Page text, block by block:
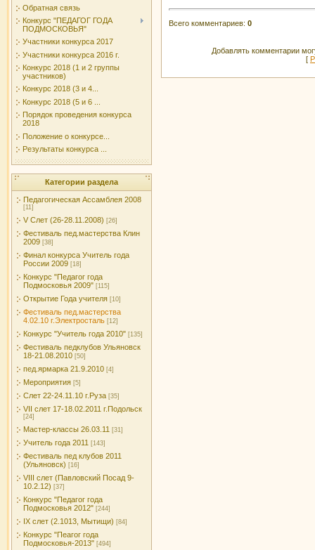
Обратная связь
Конкурс "ПЕДАГОГ ГОДА
ПОДМОСКОВЬЯ"
Участники конкурса 2017
Участники конкурса 2016 г.
Конкурс 2018 (1 и 2 группы
участников)
Конкурс 2018 (3 и 4...
Конкурс 2018 (5 и 6 ...
Порядок проведения конкурса
2018
Положение о конкурсе...
Результаты конкурса ...
Категории раздела
Педагогическая Ассамблея 2008
[11]
V Слет (26-28.11.2008) [26]
Фестиваль пед.мастерства Клин
2009 [38]
Финал конкурса Учитель года
России 2009 [18]
Конкурс "Педагог года
Подмосковья 2009" [115]
Открытие Года учителя [10]
Фестиваль пед.мастерства
4.02.10 г.Электросталь [12]
Конкурс "Учитель года 2010" [135]
Фестиваль педклубов Ульяновск
18-21.08.2010 [50]
пед.ярмарка 21.9.2010 [4]
Мероприятия [5]
Слет 22-24.11.10 г.Руза [35]
VII слет 17-18.02.2011 г.Подольск
[24]
Мастер-классы 26.03.11 [31]
Учитель года 2011 [143]
Фестиваль пед клубов 2011
(Ульяновск) [16]
VIII слет (Павловский Посад 9-
10.2.12) [37]
Конкурс "Педагог года
Подмосковья 2012" [244]
IX слет (2.1013, Мытищи) [84]
Конкурс "Пеагог года
Подмосковья-2013" [494]
Всего комментариев: 0
Добавлять комментарии
[